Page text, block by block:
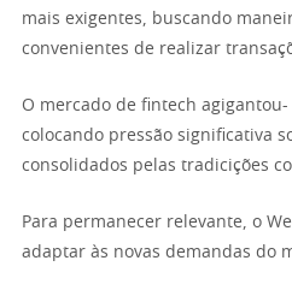
mais exigentes, buscando
convenientes de realizar
O mercado de fintech
colocando pressão significativa
consolidados pelas tradicições
Para permanecer relevante, o
adaptar às novas demandas do